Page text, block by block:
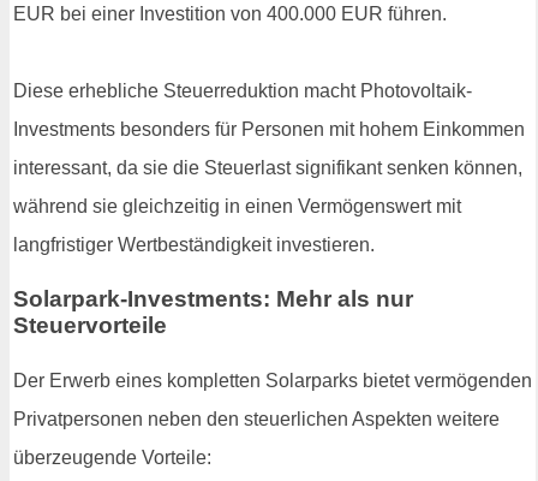
EUR bei einer Investition von 400.000 EUR führen.
Diese erhebliche Steuerreduktion macht Photovoltaik-
Investments besonders für Personen mit hohem Einkommen
interessant, da sie die Steuerlast signifikant senken können,
während sie gleichzeitig in einen Vermögenswert mit
langfristiger Wertbeständigkeit investieren.
Solarpark-Investments: Mehr als nur
Steuervorteile
Der Erwerb eines kompletten Solarparks bietet vermögenden
Privatpersonen neben den steuerlichen Aspekten weitere
überzeugende Vorteile: